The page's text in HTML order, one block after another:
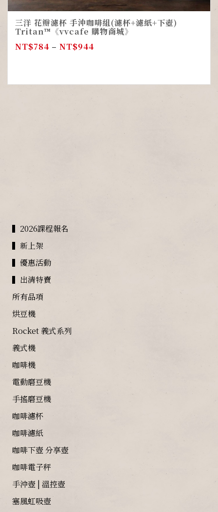
三洋 花瓣濾杯 手沖咖啡組(濾杯+濾紙+下壺)
Tritan™《vvcafe 購物商城》
NT$784 – NT$944
▍2026課程報名
▍新上架
▍優惠活動
▍出清特賣
所有品項
烘豆機
Rocket 義式系列
義式機
咖啡機
電動磨豆機
手搖磨豆機
咖啡濾杯
咖啡濾紙
咖啡下壺 分享壺
咖啡電子秤
手沖壺 | 溫控壺
塞風虹吸壺